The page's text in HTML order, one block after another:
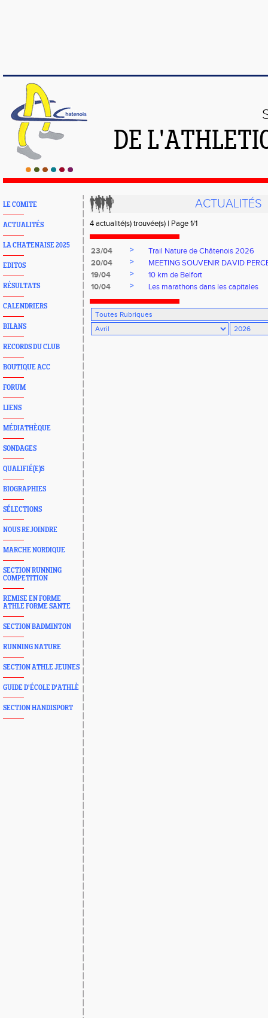
DE
LE COMITE
ACTUALITÉS
LA CHATENAISE 2025
EDITOS
RÉSULTATS
CALENDRIERS
BILANS
RECORDS DU CLUB
BOUTIQUE ACC
FORUM
LIENS
MÉDIATHÈQUE
SONDAGES
QUALIFIÉ(E)S
BIOGRAPHIES
SÉLECTIONS
NOUS REJOINDRE
MARCHE NORDIQUE
SECTION RUNNING
COMPETITION
REMISE EN FORME
ATHLE FORME SANTE
SECTION BADMINTON
RUNNING NATURE
SECTION ATHLE JEUNES
GUIDE D'ÉCOLE D'ATHLÈ
SECTION HANDISPORT
ACTUALITÉS
4 actualité(s) trouvée(s) | Page 1/1
23/04 >
Trail Nature de Châtenois 2026
20/04
>
MEETING SOUVENIR DAVID
19/04
>
10 km de Belfort
10/04
> Les marathons dans les capitales